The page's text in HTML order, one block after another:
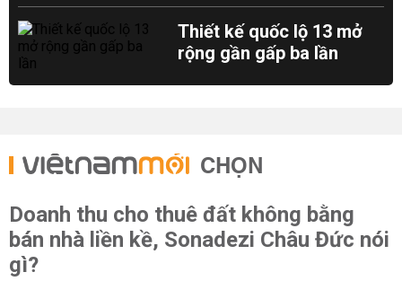
Thiết kế quốc lộ 13 mở
rộng gần gấp ba lần
CHỌN
Doanh thu cho thuê đất không bằng
bán nhà liền kề, Sonadezi Châu Đức nói
gì?